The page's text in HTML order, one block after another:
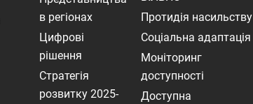
в регіонах
Цифрові
рішення
Стратегія
розвитку 2025-
Протидія насильству
Соціальна адаптація
Моніторинг
доступності
Доступна